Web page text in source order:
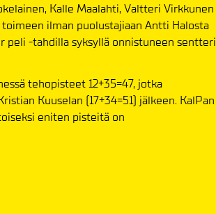
Kalle Maalahti, Valtteri Virkkunen
ilman puolustajiaan Antti Halosta
peli -tahdilla syksyllä onnistuneen sentteri
tehopisteet 12+35=47, jotka
Kuuselan (17+34=51) jälkeen. KalPan
eniten pisteitä on